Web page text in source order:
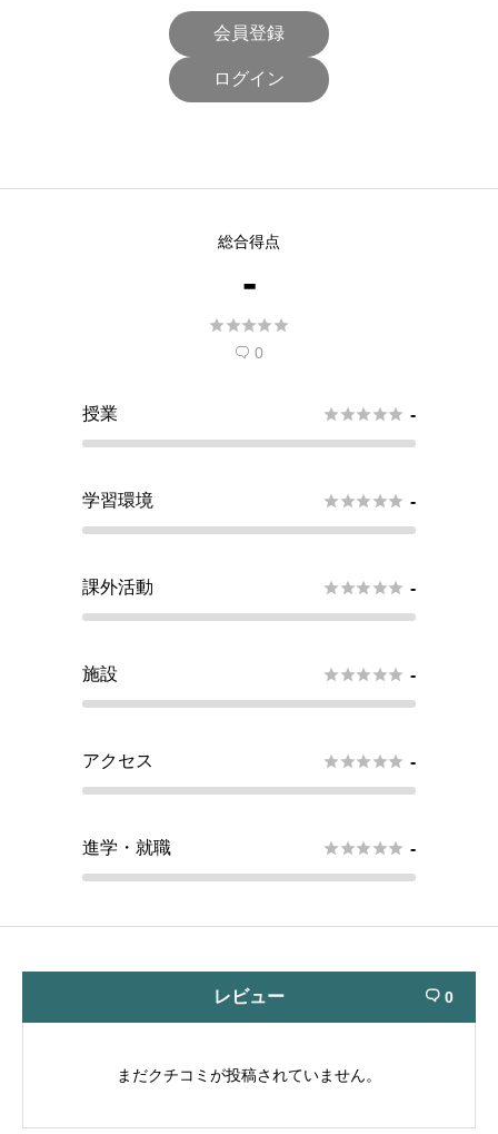
会員登録
ログイン
総合得点
-

 0
授業  -
学習環境  -
課外活動  -
施設  -
アクセス  -
進学・就職  -
レビュー  0
まだクチコミが投稿されていません。